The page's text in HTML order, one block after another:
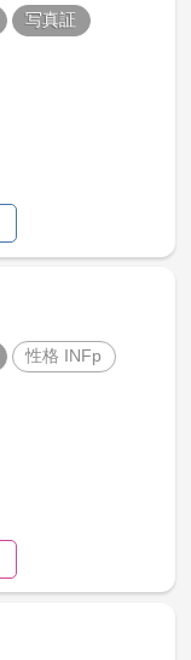
写真証
性格 INFp